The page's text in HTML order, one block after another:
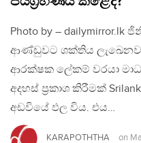
Photo by –
ආණ්ඩුවට ශක්තිය ලැඛෙනවා
ආරක්ෂක ලේකම් වරයා
අදහස් ප්‍රකාශ කිරීමක්
අඩවියේ ඵල විය. එය…
KARAPOTHTHA on